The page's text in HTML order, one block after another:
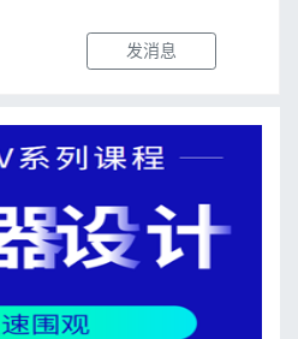
发消息